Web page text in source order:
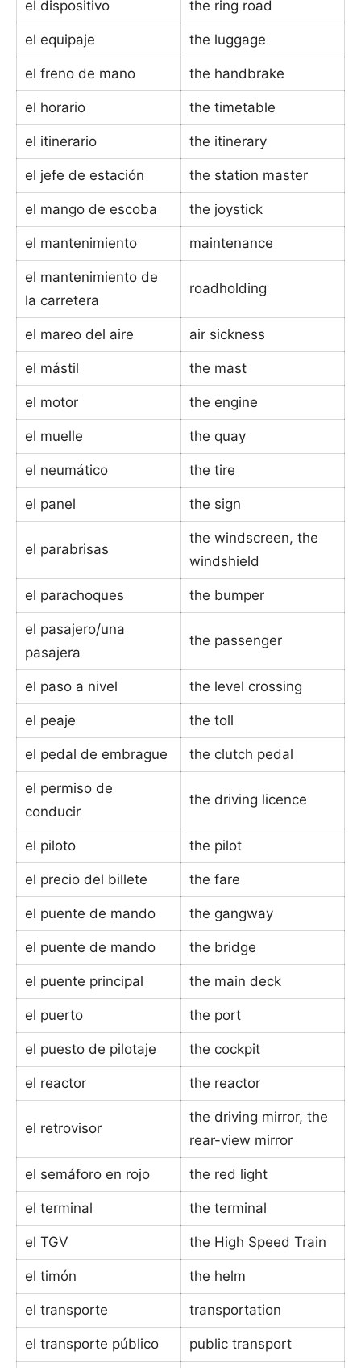
el dispositivo the ring road
el equipaje the luggage
el freno de mano the handbrake
el horario the timetable
el itinerario the itinerary
el jefe de estación the station master
el mango de escoba the joystick
el mantenimiento maintenance
el mantenimiento de
la carretera
roadholding
el mareo del aire air sickness
el mástil the mast
el motor the engine
el muelle the quay
el neumático the tire
el panel the sign
el parabrisas
the windscreen, the
windshield
el parachoques the bumper
el pasajero/una
pasajera
the passenger
el paso a nivel the level crossing
el peaje the toll
el pedal de embrague the clutch pedal
el permiso de
conducir
the driving licence
el piloto the pilot
el precio del billete the fare
el puente de mando the gangway
el puente de mando the bridge
el puente principal the main deck
el puerto the port
el puesto de pilotaje the cockpit
el reactor the reactor
el retrovisor
the driving mirror, the
rear-view mirror
el semáforo en rojo the red light
el terminal the terminal
el TGV the High Speed Train
el timón the helm
el transporte transportation
el transporte público public transport